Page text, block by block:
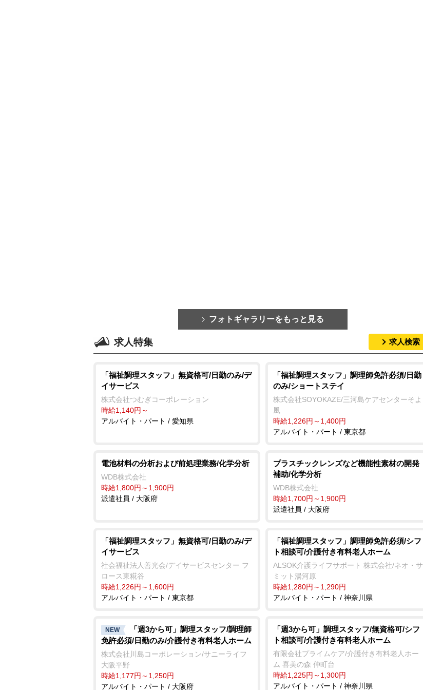
フォトギャラリーをもっと見る
求人特集 求人検索
「福祉調理スタッフ」無資格可/日勤のみ/デ
イサービス
株式会社つむぎコーポレーション
時給1,140円～
アルバイト・パート / 愛知県
「福祉調理スタッフ」調理師免許必須/日勤
のみ/ショートステイ
株式会社SOYOKAZE/三河島ケアセンターそよ
風
時給1,226円～1,400円
アルバイト・パート / 東京都
電池材料の分析および前処理業務/化学分析
WDB株式会社
時給1,800円～1,900円
派遣社員 / 大阪府
プラスチックレンズなど機能性素材の開発
補助/化学分析
WDB株式会社
時給1,700円～1,900円
派遣社員 / 大阪府
「福祉調理スタッフ」無資格可/日勤のみ/デ
イサービス
社会福祉法人善光会/デイサービスセンター フ
ロース東糀谷
時給1,226円～1,600円
アルバイト・パート / 東京都
「福祉調理スタッフ」調理師免許必須/シフ
ト相談可/介護付き有料老人ホーム
ALSOK介護ライフサポート 株式会社/ネオ・サ
ミット湯河原
時給1,280円～1,290円
アルバイト・パート / 神奈川県
NEW
「週3から可」調理スタッフ/調理師
免許必須/日勤のみ/介護付き有料老人ホーム
株式会社川島コーポレーション/サニーライフ
大阪平野
時給1,177円～1,250円
アルバイト・パート / 大阪府
「週3から可」調理スタッフ/無資格可/シフ
ト相談可/介護付き有料老人ホーム
有限会社プライムケア/介護付き有料老人ホー
ム 喜美の森 仲町台
時給1,225円～1,300円
アルバイト・パート / 神奈川県